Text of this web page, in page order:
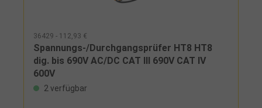
36429 - 112,93 €
Spannungs-/Durchgangsprüfer HT8 HT8
dig. bis 690V AC/DC CAT III 690V CAT IV
600V
2 verfügbar